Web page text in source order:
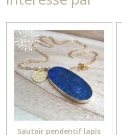
Sautoir pendentif lapis